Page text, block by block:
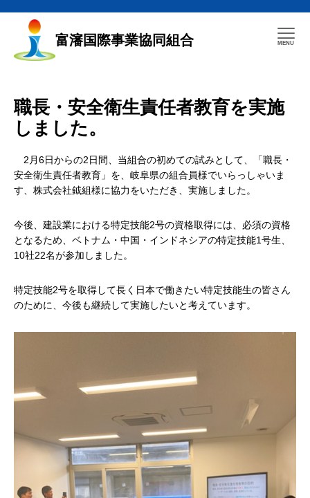
富瀋国際事業協同組合
職長・安全衛生責任者教育を実施
しました。
2月6日からの2日間、当組合の初めての試みとして、「職長・
安全衛生責任者教育」を、岐阜県の組合員様でいらっしゃいま
す、株式会社鉞組様に協力をいただき、実施しました。
今後、建設業における特定技能2号の資格取得には、必須の資格
となるため、ベトナム・中国・インドネシアの特定技能1号生、
10社22名が参加しました。
特定技能2号を取得して長く日本で働きたい特定技能生の皆さん
のために、今後も継続して実施したいと考えています。